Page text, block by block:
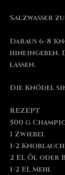
Salzwasser
Daraus 6-8
hineingeben.
lassen.
Die Knödel
REZEPT
500 g
1 Zwiebel
1-2
2 EL Öl oder
1-2 EL Mehl